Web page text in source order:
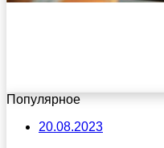
Популярное
20.08.2023